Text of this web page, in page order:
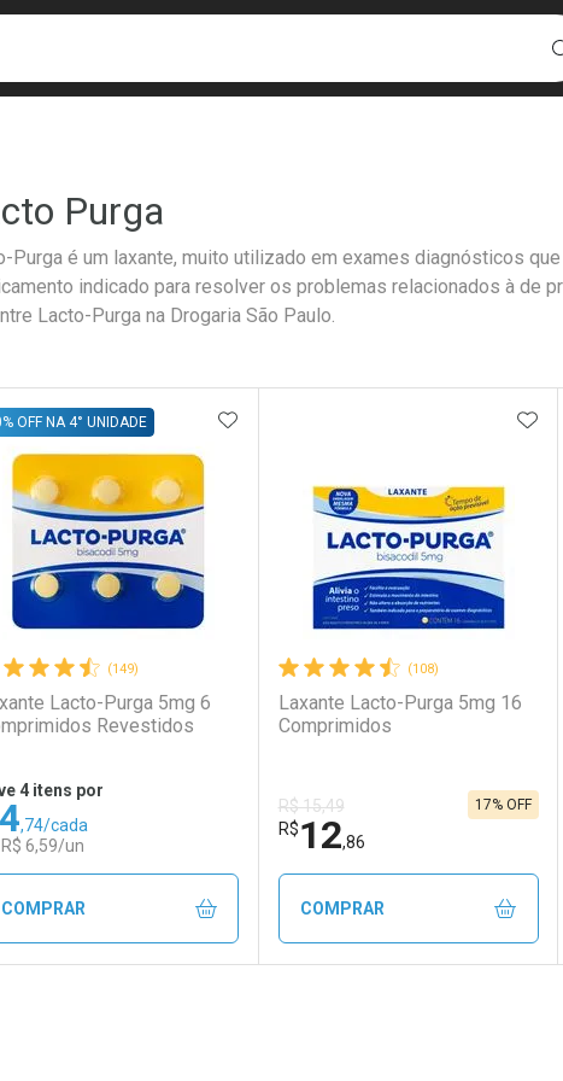
Purga
Purga é um laxante, muito utilizado em exames diagnósticos
indicado para resolver os problemas relacionados à de
Lacto-Purga na Drogaria São Paulo.
(149)
Lacto-Purga 5mg 6
Revestidos
OFF NA 4° UNIDADE
4 itens por
4,74/cada
6,59/un
ADICIONAR AOS FAVORITOS
COMPRAR
(108)
Laxante Lacto-Purga 5mg 16
Comprimidos
R$ 15,49
R$12,86
17% OFF
COMPRAR